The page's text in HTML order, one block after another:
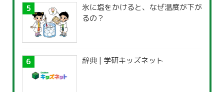
氷に塩をかけると、なぜ温度が下が
るの？
辞典 | 学研キッズネット